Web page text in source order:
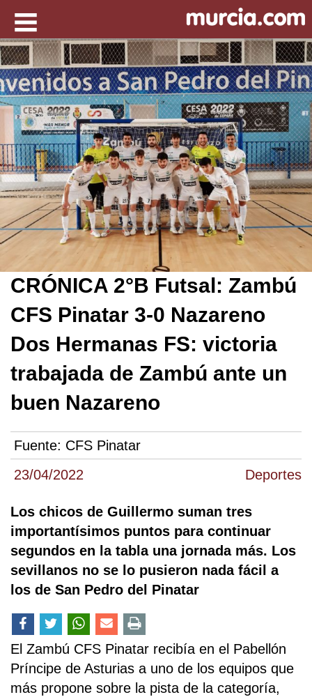
23/04/2022 Deportes
CRÓNICA 2°B Futsal: Zambú
CFS Pinatar 3-0 Nazareno
Dos Hermanas FS: victoria
trabajada de Zambú ante un
buen Nazareno
Fuente: CFS Pinatar
Los chicos de Guillermo suman tres
importantísimos puntos para continuar
segundos en la tabla una jornada más. Los
sevillanos no se lo pusieron nada fácil a
los de San Pedro del Pinatar
El Zambú CFS Pinatar recibía en el Pabellón
Príncipe de Asturias a uno de los equipos que
más propone sobre la pista de la categoría,